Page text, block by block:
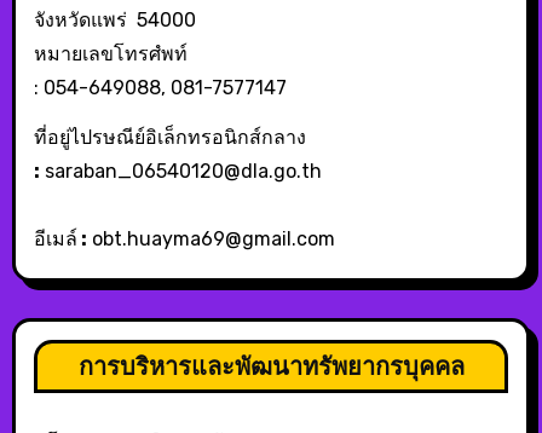
จังหวัดแพร่ 54000
หมายเลขโทรศํพท์
: 054-649088, 081-7577147
ที่อยู่ไปรษณีย์อิเล็กทรอนิกส์กลาง
: saraban_06540120@dla.go.th
อีเมล์ : obt.huayma69@gmail.com
การบริหารและพัฒนาทรัพยากรบุคคล